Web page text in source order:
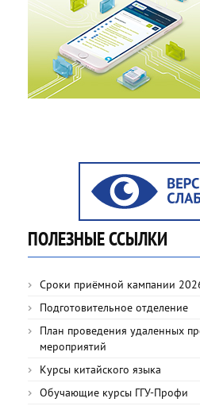
ПОЛЕЗНЫЕ ССЫЛКИ
Сроки приёмной кампании
Подготовительное отделение
План проведения удаленных
мероприятий
Курсы китайского языка
Обучающие курсы ГГУ-Профи